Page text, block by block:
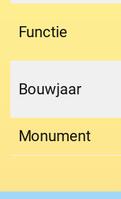
Functie
Bouwjaar
Monument